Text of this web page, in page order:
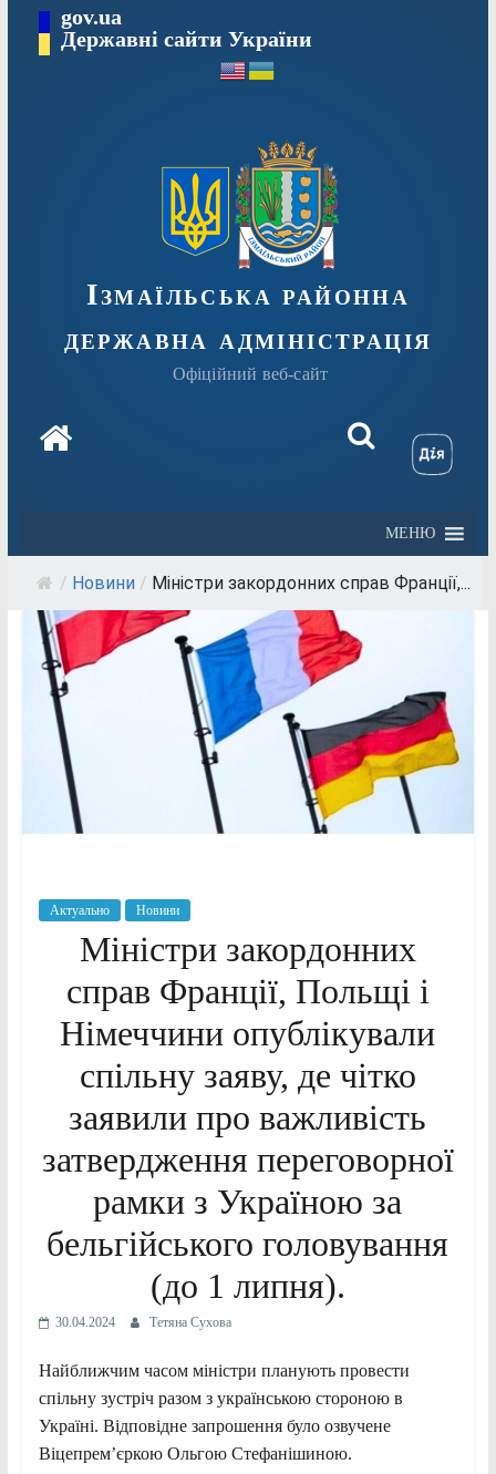
вмісту
gov.ua
Державні сайти України
Ізмаїльська районна
державна адміністрація
Офіційний веб-сайт
МЕНЮ
/ Новини / Міністри закордонних справ Франції,...
Актуально Новини
Міністри закордонних
справ Франції, Польщі і
Німеччини опублікували
спільну заяву, де чітко
заявили про важливість
затвердження переговорної
рамки з Україною за
бельгійського головування
(до 1 липня).
30.04.2024 Тетяна Сухова
Найближчим часом міністри планують провести
спільну зустріч разом з українською стороною в
Україні. Відповідне запрошення було озвучене
Віцепрем’єркою Ольгою Стефанішиною.